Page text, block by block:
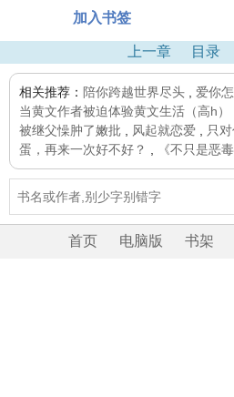
加入书签
上一章 目录
相关推荐： 陪你跨越世界尽头 爱你
当黄文作者被迫体验黄文生活（高h）
被继父懆肿了嫩批
风起就恋爱 只
蛋，再来一次好不好？
《不只是恶
首页 电脑版 书架